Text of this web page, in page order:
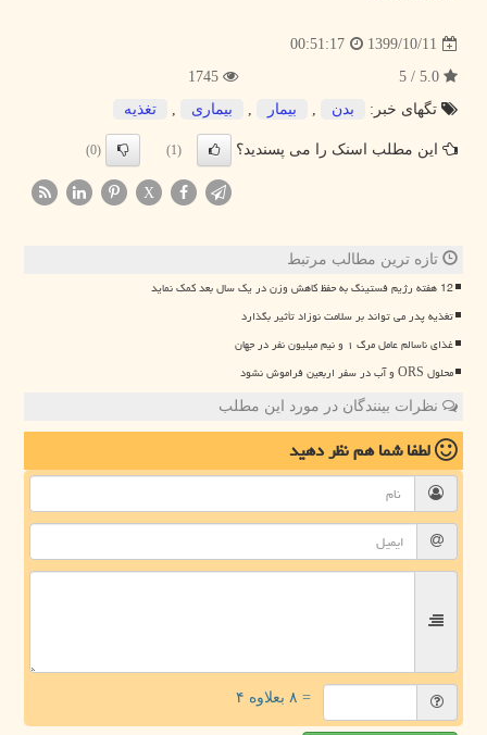
1399/10/11
00:51:17
تگهای خبر:
بدن , بیمار , بیماری , تغذیه
این مطلب اسنک را می پسندید؟ (1)
(0)
X
تازه ترین مطالب مرتبط
12 هفته رژیم فستینگ به حفظ کاهش وزن در یک سال بعد کمک نماید
تغذیه پدر می تواند بر سلامت نوزاد تأثیر بگذارد
غذای ناسالم عامل مرگ ۱ و نیم میلیون نفر در جهان
محلول ORS و آب در سفر اربعین فراموش نشود
نظرات بینندگان در مورد این مطلب
لطفا شما همنظر دهید
= ۸ بعلاوه ۴